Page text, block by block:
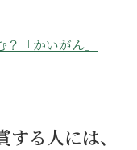
「かいがん」
る人には、